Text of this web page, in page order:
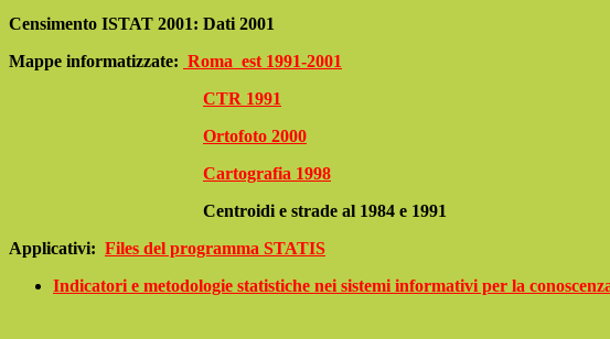
Censimento ISTAT 2001: Dati 2001
Mappe informatizzate: Roma est 1991-2001
CTR 1991
Ortofoto 2000
Cartografia 1998
Centroidi e strade al 1984 e 1991
Applicativi: Files del programma STATIS
Indicatori e metodologie statistiche nei sistemi informativi per la